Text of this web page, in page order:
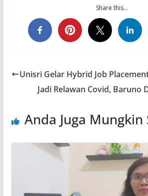
Share this…
Unisri Gelar Hybrid Job
Jadi Relawan Covid, Baruno
Anda Juga Mungkin